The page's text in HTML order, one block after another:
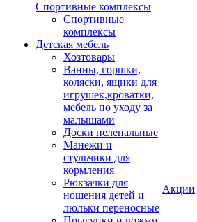
Спортивные комплексы
Спортивные
комплексы
Детская мебель
Хозтовары
Ванны, горшки,
коляски, ящики для
игрушек,кроватки,
мебель по уходу за
малышами
Доски пеленальные
Манежи и
стульчики для
кормления
Рюкзачки для
ношения детей и
люльки переносные
Акции